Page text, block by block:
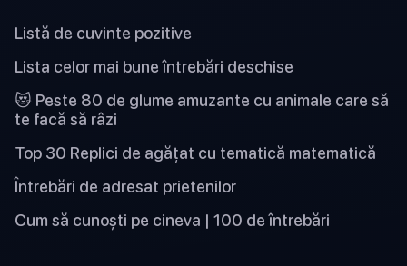
Listă de cuvinte pozitive
Lista celor mai bune întrebări deschise
😻 Peste 80 de glume amuzante cu animale care să
te facă să râzi
Top 30 Replici de agățat cu tematică matematică
Întrebări de adresat prietenilor
Cum să cunoști pe cineva | 100 de întrebări